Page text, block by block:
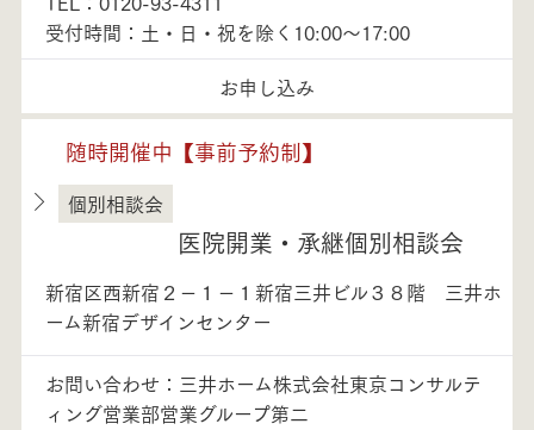
受付時間：土・日・祝を除く10:00～17:00
お申し込み
随時開催中【事前予約制】
東京都
個別相談会
医院開業・承継個別相談会
新宿区西新宿２－１－１新宿三井ビル３８階 三井ホ
ーム新宿デザインセンター
お問い合わせ：三井ホーム株式会社東京コンサルテ
ィング営業部営業グループ第二